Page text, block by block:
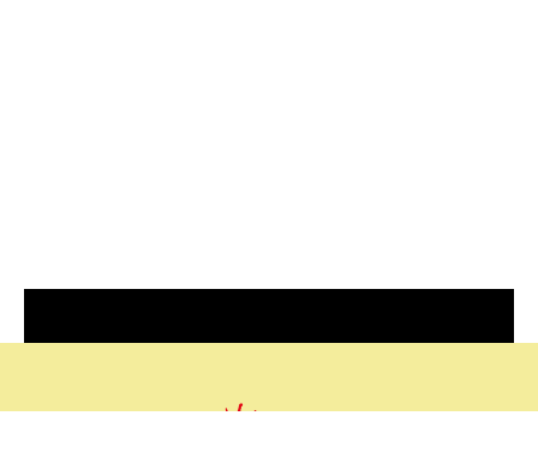
marketing-cookies hebt geaccepteerd.